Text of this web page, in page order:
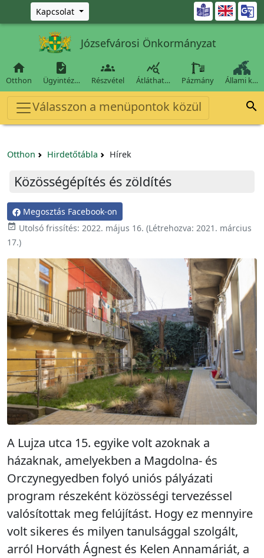
Ugrás a fő tartalomra
Kapcsolat 
Józsefvárosi Önkormányzat

Otthon

Ügyintéz…

Részvétel

Átláthat… Pázmány Állami k…
Válasszon a menüpontok közül 
Otthon Hirdetőtábla Hírek
Közösségépítés és zöldítés
Megosztás Facebook-on
 Utolsó frissítés: 2022. május 16. (Létrehozva: 2021. március
17.)
A Lujza utca 15. egyike volt azoknak a
házaknak, amelyekben a Magdolna- és
Orczynegyedben folyó uniós pályázati
program részeként közösségi tervezéssel
valósítottak meg felújítást. Hogy ez mennyire
volt sikeres és milyen tanulsággal szolgált,
arról Horváth Ágnest és Kelen Annamáriát, a